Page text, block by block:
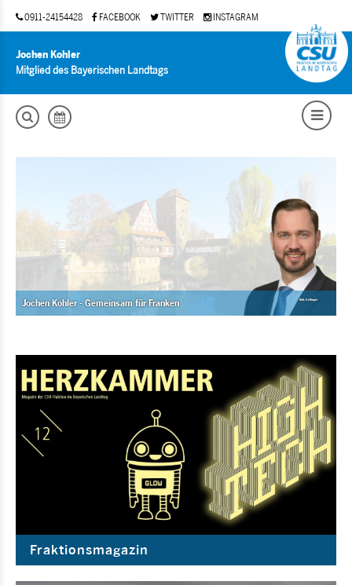
0911-24154428 FACEBOOK TWITTER INSTAGRAM
Jochen Kohler
Mitglied des Bayerischen Landtags
Jochen Kohler - Gemeinsam für Franken Bild: Gellinger
Fraktionsmagazin